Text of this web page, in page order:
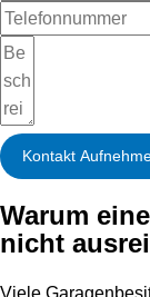
Kontakt
Warum
nicht
Viele